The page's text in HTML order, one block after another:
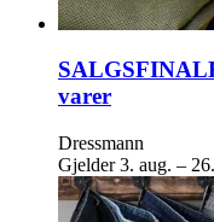
varer
Dressmann
Gjelder 3. aug. –